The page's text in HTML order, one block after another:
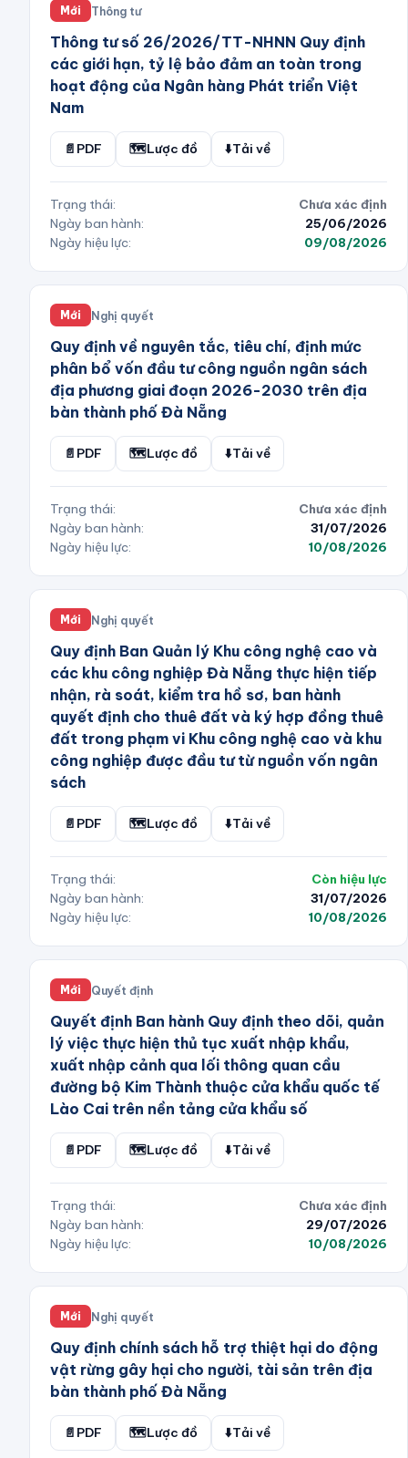
Mới Thông tư
Thông tư số 26/2026/TT-NHNN Quy định
các giới hạn, tỷ lệ bảo đảm an toàn trong
hoạt động của Ngân hàng Phát triển Việt
Nam
📄 PDF 🗺️Lược đồ ⬇️Tải về
Trạng thái:
Chưa xác định
Ngày ban hành:
25/06/2026
Ngày hiệu lực:
09/08/2026
Mới Nghị quyết
Quy định về nguyên tắc, tiêu chí, định mức
phân bổ vốn đầu tư công nguồn ngân sách
địa phương giai đoạn 2026-2030 trên địa
bàn thành phố Đà Nẵng
📄 PDF 🗺️Lược đồ ⬇️Tải về
Trạng thái:
Chưa xác định
Ngày ban hành:
31/07/2026
Ngày hiệu lực:
10/08/2026
Mới Nghị quyết
Quy định Ban Quản lý Khu công nghệ cao và
các khu công nghiệp Đà Nẵng thực hiện tiếp
nhận, rà soát, kiểm tra hồ sơ, ban hành
quyết định cho thuê đất và ký hợp đồng thuê
đất trong phạm vi Khu công nghệ cao và khu
công nghiệp được đầu tư từ nguồn vốn ngân
sách
📄 PDF 🗺️Lược đồ ⬇️Tải về
Trạng thái:
Còn hiệu lực
Ngày ban hành:
31/07/2026
Ngày hiệu lực:
10/08/2026
Mới Quyết định
Quyết định Ban hành Quy định theo dõi, quản
lý việc thực hiện thủ tục xuất nhập khẩu,
xuất nhập cảnh qua lối thông quan cầu
đường bộ Kim Thành thuộc cửa khẩu quốc tế
Lào Cai trên nền tảng cửa khẩu số
📄 PDF 🗺️Lược đồ ⬇️Tải về
Trạng thái:
Chưa xác định
Ngày ban hành:
29/07/2026
Ngày hiệu lực:
10/08/2026
Mới Nghị quyết
Quy định chính sách hỗ trợ thiệt hại do động
vật rừng gây hại cho người, tài sản trên địa
bàn thành phố Đà Nẵng
📄 PDF 🗺️Lược đồ ⬇️Tải về